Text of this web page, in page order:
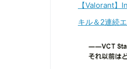
【Valorant
キル＆2連続